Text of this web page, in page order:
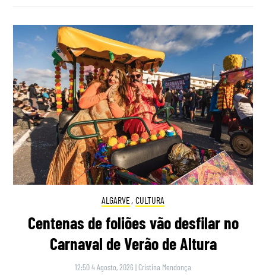
ALGARVE, CULTURA
Centenas de foliões vão desfilar no
Carnaval de Verão de Altura
12:50 4 Agosto, 2026 | Cristina Mendonça